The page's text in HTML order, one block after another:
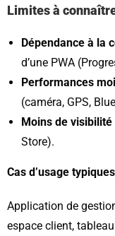
Limites à
Dépendance à la
d’une PWA
Performances
(caméra, GPS,
Moins de visibilité
Store).
Cas d’usage
Application de
espace client,